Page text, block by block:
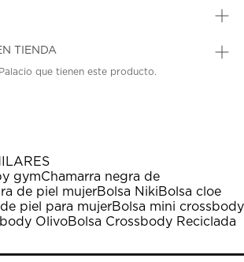
TIENDA
que tienen este producto.
gymChamarra negra de
de piel mujerBolsa NikiBolsa cloe
piel para mujerBolsa mini crossbody
OlivoBolsa Crossbody Reciclada